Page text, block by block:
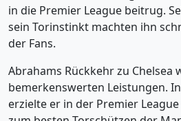
in die Premier League beitrug.
sein Torinstinkt machten ihn
der Fans.
Abrahams Rückkehr zu Chelsea
bemerkenswerten Leistungen.
erzielte er in der Premier